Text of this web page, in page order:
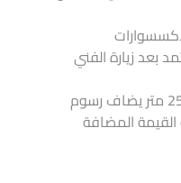
بعد زيارة الفني
اذا كانت الكمية أقل من 25 متر يضاف رسوم